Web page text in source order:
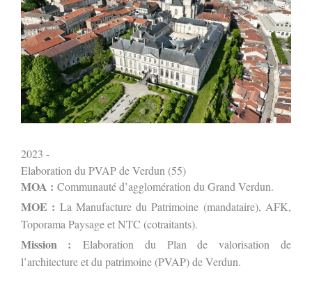
2023 -
Elaboration du PVAP de Verdun (55)
MOA : Communauté d’agglomération du Grand Verdun.
MOE : La Manufacture du Patrimoine (mandataire), AFK,
Toporama Paysage et NTC (cotraitants).
Mission : Elaboration du Plan de valorisation de
l’architecture et du patrimoine (PVAP) de Verdun.